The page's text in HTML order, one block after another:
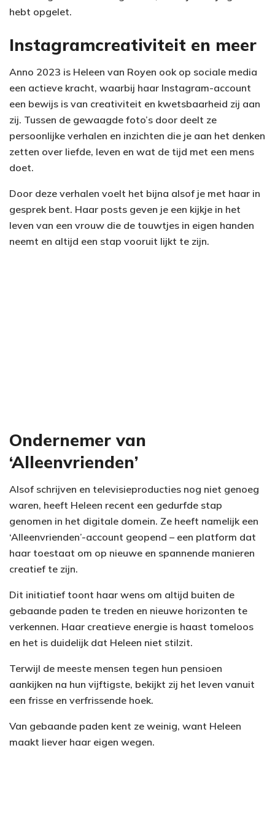
hebt opgelet.
Instagramcreativiteit en meer
Anno 2023 is Heleen van Royen ook op sociale media
een actieve kracht, waarbij haar Instagram-account
een bewijs is van creativiteit en kwetsbaarheid zij aan
zij. Tussen de gewaagde foto’s door deelt ze
persoonlijke verhalen en inzichten die je aan het denken
zetten over liefde, leven en wat de tijd met een mens
doet.
Door deze verhalen voelt het bijna alsof je met haar in
gesprek bent. Haar posts geven je een kijkje in het
leven van een vrouw die de touwtjes in eigen handen
neemt en altijd een stap vooruit lijkt te zijn.
Ondernemer van
‘Alleenvrienden’
Alsof schrijven en televisieproducties nog niet genoeg
waren, heeft Heleen recent een gedurfde stap
genomen in het digitale domein. Ze heeft namelijk een
‘Alleenvrienden’-account geopend – een platform dat
haar toestaat om op nieuwe en spannende manieren
creatief te zijn.
Dit initiatief toont haar wens om altijd buiten de
gebaande paden te treden en nieuwe horizonten te
verkennen. Haar creatieve energie is haast tomeloos
en het is duidelijk dat Heleen niet stilzit.
Terwijl de meeste mensen tegen hun pensioen
aankijken na hun vijftigste, bekijkt zij het leven vanuit
een frisse en verfrissende hoek.
Van gebaande paden kent ze weinig, want Heleen
maakt liever haar eigen wegen.